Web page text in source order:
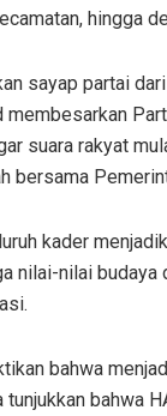
hingga
sayap partai
suara rakyat
bersama
kader
nilai-nilai
bahwa
bahwa